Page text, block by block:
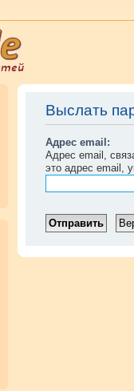
Выслать
Адрес email:
Адрес email,
это адрес email,